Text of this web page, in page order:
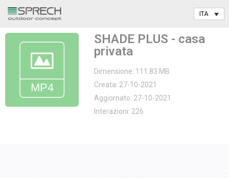
contenuto
SHADE PLUS - casa
privata
Dimensione: 111.83 MB
Creata: 27-10-2021
Aggiornato: 27-10-2021
Interazioni: 226